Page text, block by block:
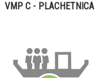
VMP C - PLACHETNICA